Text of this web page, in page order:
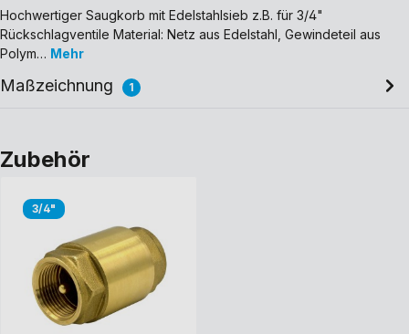
Hochwertiger Saugkorb mit Edelstahlsieb z.B. für 3/4"
Rückschlagventile Material: Netz aus Edelstahl, Gewindeteil aus
Polym… Mehr
Maßzeichnung 1
Zubehör
3/4"